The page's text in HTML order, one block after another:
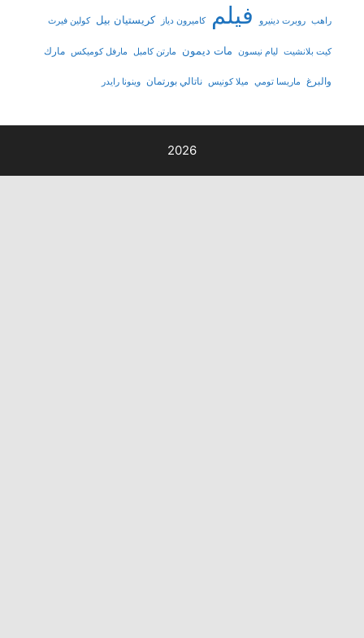
روبرت دينيرو فيلم كاميرون دياز كريستيان بيل كولين فيرث
ليام نيسون مات ديمون مارتن كامبل مارفل كوميكس مارك
ماريسا تومي ميلا كونيس ناتالي بورتمان وينونا رايدر